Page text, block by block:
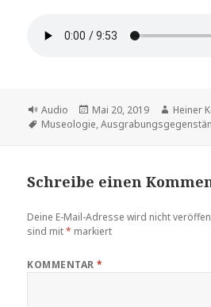
Format
Audio
Veröffentlicht
am
Mai 20, 2019 Autor
Heiner
Schlagwörter
Museologie,
Schreibe einen
Deine E-Mail-Adresse wird nicht
sind mit* markiert
KOMMENTAR*